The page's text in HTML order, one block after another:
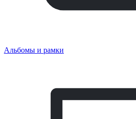
Альбомы и рамки